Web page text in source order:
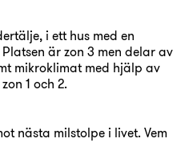
i ett hus med en
är zon 3 men delar av
mikroklimat med hjälp av
1 och 2.
nästa milstolpe i livet. Vem